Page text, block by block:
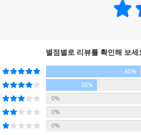
별점별로 리뷰를 확인해 보세
65%
35%
0%
0%
0%